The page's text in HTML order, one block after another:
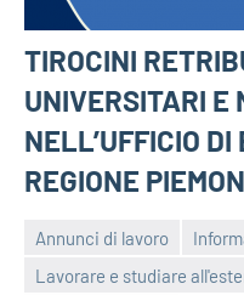
TIROCINI
UNIVERSITARI E
NELL’UFFICIO
REGIONE
Annunci di lavoro
Lavorare e studiare